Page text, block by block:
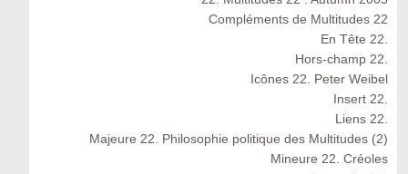
Compléments de Multitudes 22
En Tête 22.
Hors-champ 22.
Icônes 22. Peter Weibel
Insert 22.
Liens 22.
Majeure 22. Philosophie politique des Multitudes (2)
Mineure 22. Créoles